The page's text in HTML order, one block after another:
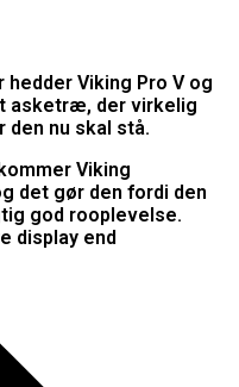
Viking Pro V og
asketræ, der virkelig
den nu skal stå.
Viking
det gør den fordi den
god rooplevelse.
display end